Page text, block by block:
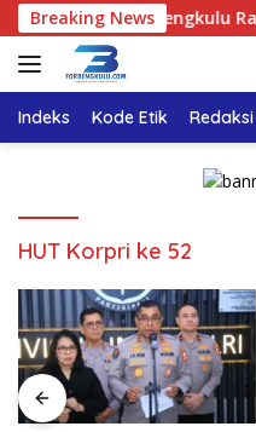
Langsung
ke
konten
Breaking News
Golkar Bengkulu
Indeks Kode Etik Redaksi
HUT Korpri ke 52